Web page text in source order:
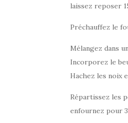
laissez reposer
Préchauffez le
Mélangez dans
Incorporez le
Hachez les noix
Répartissez les
enfournez pour